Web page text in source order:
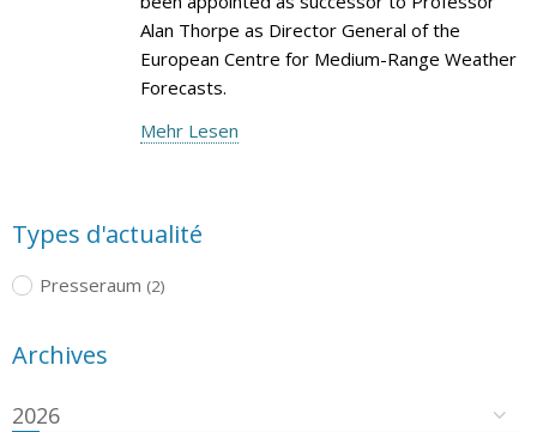
Alan Thorpe as Director General of the
European Centre for Medium-Range Weather
Forecasts.
Mehr Lesen
Types d'actualité
Presseraum (2)
Archives
2026